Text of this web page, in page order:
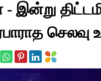
இன்று
செலவு